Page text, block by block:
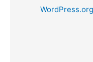
WordPress.org